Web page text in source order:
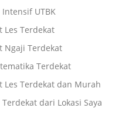
UTBK
Les Terdekat
Ngaji Terdekat
Terdekat
Les Terdekat dan Murah
dari Lokasi Saya